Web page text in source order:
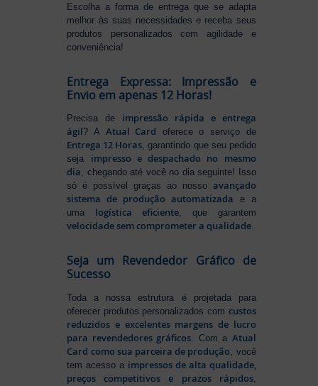
Escolha a forma de entrega que se adapta
melhor às suas necessidades e receba seus
produtos personalizados com agilidade e
conveniência!
Entrega Expressa: Impressão e
Envio em apenas 12 Horas!
Precisa de impressão rápida e entrega
ágil? A Atual Card oferece o serviço de
Entrega 12 Horas, garantindo que seu pedido
seja impresso e despachado no mesmo
dia, chegando até você no dia seguinte! Isso
só é possível graças ao nosso avançado
sistema de produção automatizada e a
uma logística eficiente, que garantem
velocidade sem comprometer a qualidade.
Seja um Revendedor Gráfico de
Sucesso
Toda a nossa estrutura é projetada para
oferecer produtos personalizados com custos
reduzidos e excelentes margens de lucro
para revendedores gráficos. Com a Atual
Card como sua parceira de produção, você
tem acesso a impressos de alta qualidade,
preços competitivos e prazos rápidos,